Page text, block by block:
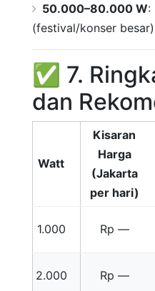
50.000–80.000 W:
(festival/konser besar)
✅ 7.
dan
Watt
Kisaran
Harga
(Jakarta
per hari)
1.000 Rp —
2.000 Rp —